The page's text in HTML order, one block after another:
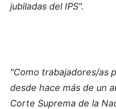
jubiladas del IPS".
"Como trabajadores/as
desde hace más de un
Corte Suprema de la